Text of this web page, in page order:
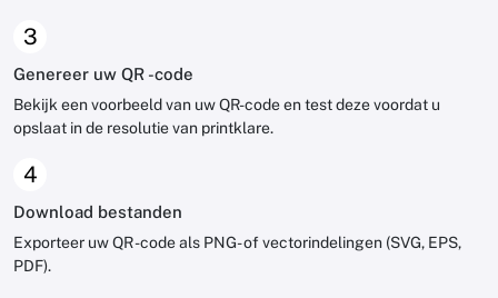
3
Genereer uw QR -code
Bekijk een voorbeeld van uw QR-code en test deze voordat u
opslaat in de resolutie van printklare.
4
Download bestanden
Exporteer uw QR -code als PNG- of vectorindelingen (SVG, EPS,
PDF).